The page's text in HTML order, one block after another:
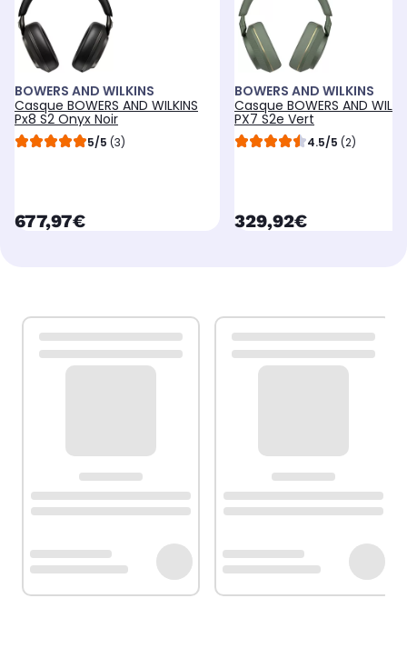
BOWERS AND WILKINS
Casque BOWERS AND WILKINS
Px8 S2 Onyx Noir
5/5 (3)
currentPrice
677,97€
BOWERS AND WILKINS
Casque BOWERS AND
PX7 S2e Vert
4.5/5 (2)
currentPrice
329,92€